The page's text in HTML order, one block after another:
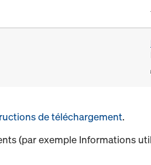
de téléchargement.
(par exemple Informations